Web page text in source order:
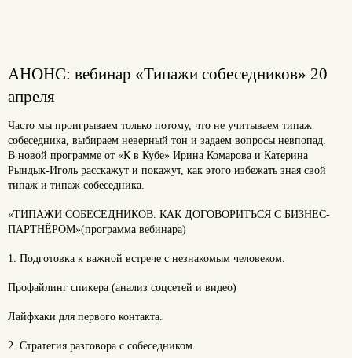
АНОНС: вебинар «Типажи собеседников» 20
апреля
Часто мы проигрываем только потому, что не учитываем типаж
собеседника, выбираем неверный тон и задаем вопросы невпопад.
В новой программе от «К в Кубе» Ирина Комарова и Катерина
Рындык-Иголь расскажут и покажут, как этого избежать зная свой
типаж и типаж собеседника.
«ТИПАЖИ СОБЕСЕДНИКОВ. КАК ДОГОВОРИТЬСЯ С БИЗНЕС-
ПАРТНЁРОМ»(программа вебинара)
1. Подготовка к важной встрече с незнакомым человеком.
Профайлинг спикера (анализ соцсетей и видео)
Лайфхаки для первого контакта.
2. Стратегия разговора с собеседником.